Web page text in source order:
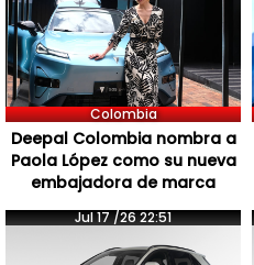
Colombia
Deepal Colombia nombra a
Paola López como su nueva
embajadora de marca
Jul 17 /26 22:51